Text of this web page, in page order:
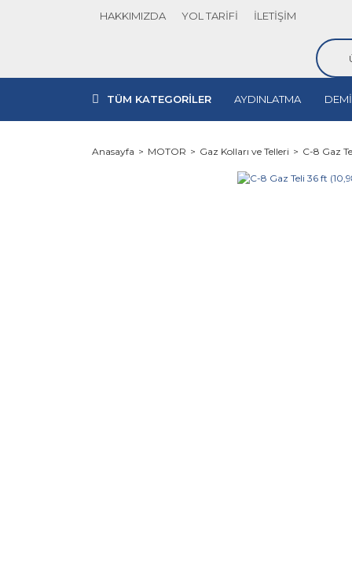
HAKKIMIZDA YOL TARİFİ İLETİŞİM
TÜM KATEGORİLER AYDINLATMA
Anasayfa MOTOR Gaz Kolları ve Telleri C-8 Gaz